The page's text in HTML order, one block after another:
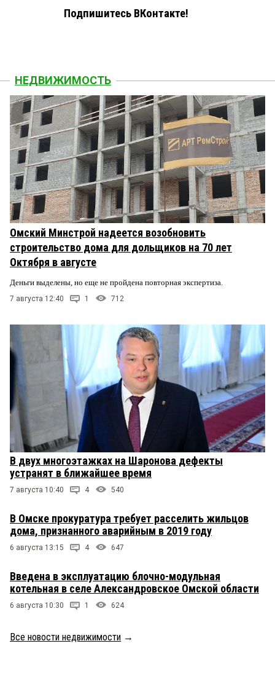
Подпишитесь ВКонтакте!
НЕДВИЖИМОСТЬ
Омский Минстрой надеется возобновить
строительство дома для дольщиков на 70 лет
Октября в августе
Деньги выделены, но еще не пройдена повторная экспертиза.
7 августа 12:40 1 712
В двух многоэтажках на Шаронова дефекты
устранят в ближайшее время
7 августа 10:40 4 540
В Омске прокуратура требует расселить жильцов
дома, признанного аварийным в 2019 году
6 августа 13:15 4 647
Введена в эксплуатацию блочно-модульная
котельная в селе Александровское Омской области
6 августа 10:30 1 624
Все новости недвижимости →